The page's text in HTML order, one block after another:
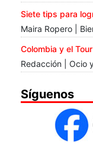
Siete tips para
Maira Ropero |
Colombia y el
Redacción | Ocio
Síguenos